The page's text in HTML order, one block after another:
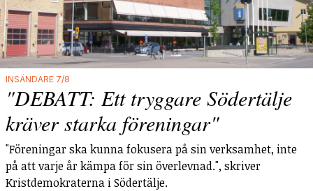
INSÄNDARE 7/8
"DEBATT: Ett tryggare Södertälje
kräver starka föreningar"
"Föreningar ska kunna fokusera på sin verksamhet, inte
på att varje år kämpa för sin överlevnad.", skriver
Kristdemokraterna i Södertälje.